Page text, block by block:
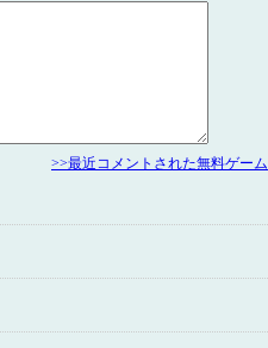
>>最近コメントされた無料ゲーム